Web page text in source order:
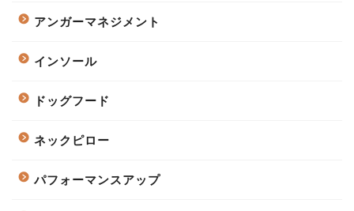
アンガーマネジメント
インソール
ドッグフード
ネックピロー
パフォーマンスアップ